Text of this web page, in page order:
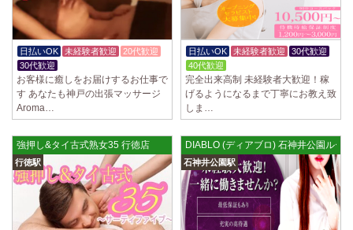
2025/04/09[藤が丘駅]
sirena (シレーナ) 名東ルーム
制服あり、ノルマ、罰金なし 高額報酬が稼げるだけでなく、高待遇や手
厚い福利厚生を完備しております！ぜひご活用ください♪ 指名…
2025/04/08[勝川駅]
Cat’s (キャッツ)
18歳以上（高校生不可） オープンニングセラピストさん大募集！ 営業時
2025/04/05
[日本橋駅]
Aroma de Banana (あろばな)
オープンにつきセラピスト大募集！！ 求人探しに苦労されている貴方様
に朗報です！ 当店では講習制度を徹底しています。 セクハラ…
日払いOK 未経験者歓迎
20代歓迎
30代歓迎
お客様に癒しをお届けするお仕事で
す あなたも神戸の出張マッサージ
Aroma…
日払いOK 未経験者歓迎
30代歓迎
40代歓迎
完全出来高制 未経験者大歓迎！稼
げるようになるまで丁寧にお教え致
しま…
強押し&タイ古式熟女35 行徳店
行徳駅
DIABLO (ディアブロ) 石神井公園ルーム
石神井公園駅